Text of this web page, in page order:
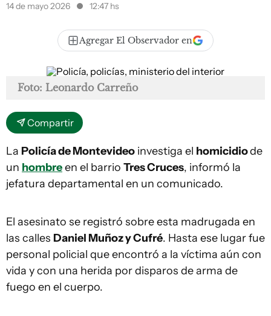
14 de mayo 2026 12:47 hs
Agregar El Observador en
Foto: Leonardo Carreño
Compartir
La Policía de Montevideo investiga el homicidiode
un hombreen el barrio Tres Cruces, informó la
jefatura departamental en un comunicado.
El asesinato se registró sobre esta madrugada en
las calles Daniel Muñoz y Cufré. Hasta ese lugar fue
personal policial que encontró a la víctima aún con
vida y con una herida por disparos de arma de
fuego en el cuerpo.